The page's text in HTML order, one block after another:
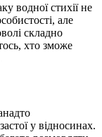
водної стихії не
але
складно
хто зможе
у відносинах.